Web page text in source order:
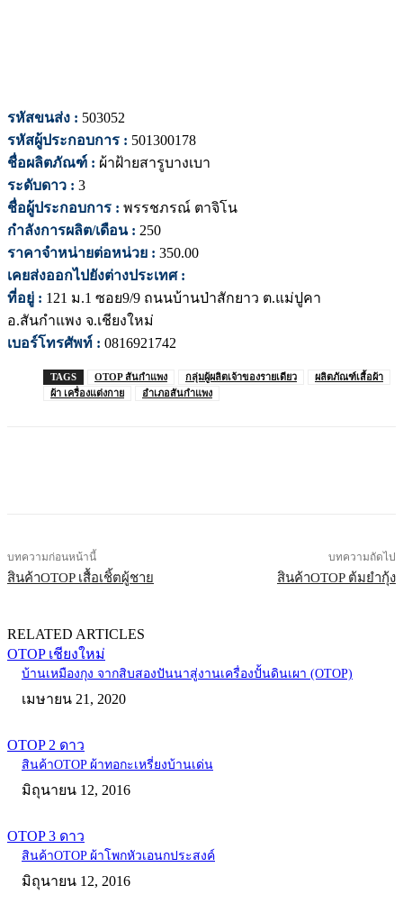
รหัสขนส่ง : 503052
รหัสผู้ประกอบการ : 501300178
ชื่อผลิตภัณฑ์ : ผ้าฝ้ายสารูบางเบา
ระดับดาว : 3
ชื่อผู้ประกอบการ : พรรชภรณ์ ตาจิโน
กำลังการผลิต/เดือน : 250
ราคาจำหน่ายต่อหน่วย : 350.00
เคยส่งออกไปยังต่างประเทศ :
ที่อยู่ : 121 ม.1 ซอย9/9 ถนนบ้านป่าสักยาว ต.แม่ปูคา
อ.สันกำแพง จ.เชียงใหม่
เบอร์โทรศัพท์ : 0816921742
TAGS OTOP สันกำแพง กลุ่มผู้ผลิตเจ้าของรายเดียว
ผลิตภัณฑ์เสื้อผ้า
ผ้า เครื่องแต่งกาย
อำเภอสันกำแพง
บทความก่อนหน้านี้
สินค้าOTOP เสื้อเชิ้ตผู้ชาย
บทความถัดไป
สินค้าOTOP ต้มยำกุ้ง
RELATED ARTICLES
OTOP เชียงใหม่
บ้านเหมืองกุง จากสิบสองปันนาสู่งานเครื่องปั้นดินเผา (OTOP)
เมษายน 21, 2020
OTOP 2 ดาว
สินค้าOTOP ผ้าทอกะเหรี่ยงบ้านเด่น
มิถุนายน 12, 2016
OTOP 3 ดาว
สินค้าOTOP ผ้าโพกหัวเอนกประสงค์
มิถุนายน 12, 2016